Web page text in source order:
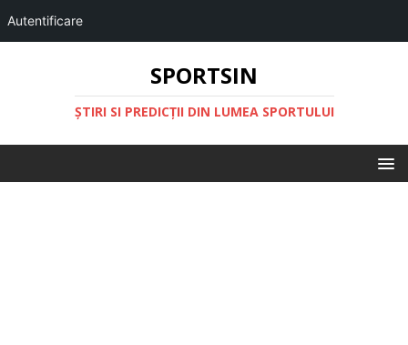
Autentificare
SPORTSIN
ŞTIRI SI PREDICŢII DIN LUMEA SPORTULUI